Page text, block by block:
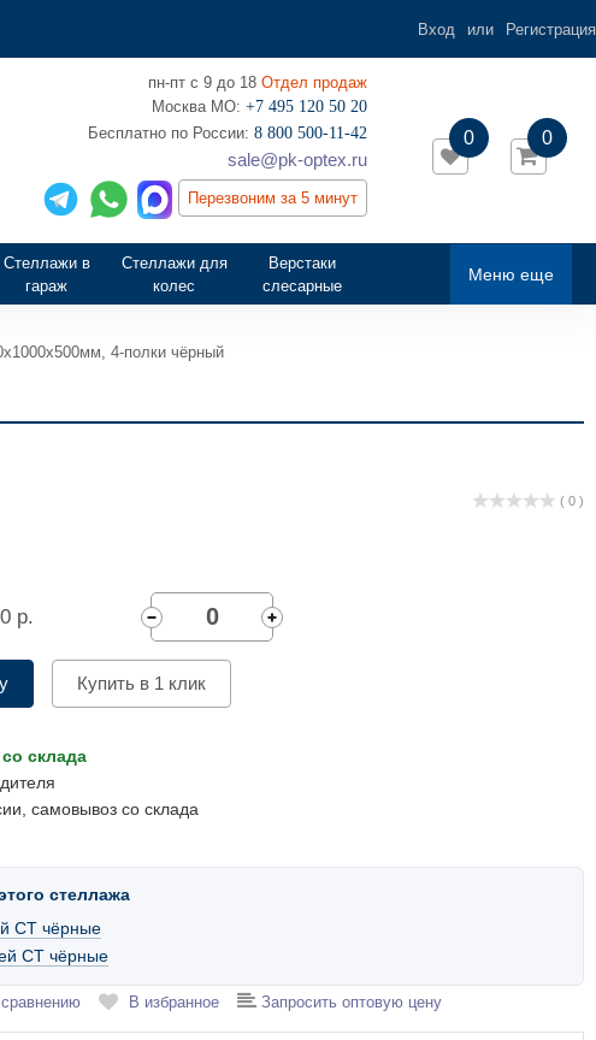
Вход или Регистрация
пн-пт с 9 до 18 Отдел продаж
Москва МО: +7 495 120 50 20
‎Бесплатно по России: 8 800 500-11-42
sale@pk-optex.ru
Перезвоним за 5 минут
0
0
Меню еще
Стеллажи в
гараж
Стеллажи для
колес
Верстаки
слесарные
4-полки чёрный
( 0 )
р.
Купить в 1 клик
склада
самовывоз со склада
стеллажа
СТ чёрные
СТ чёрные
В избранное Запросить оптовую цену